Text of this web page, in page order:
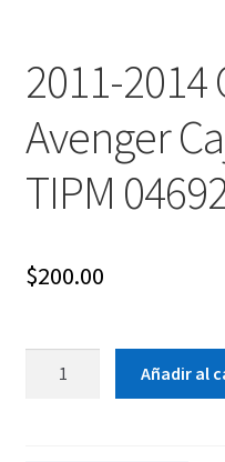
2011-2014
Avenger
TIPM
$200.00
Añadir al